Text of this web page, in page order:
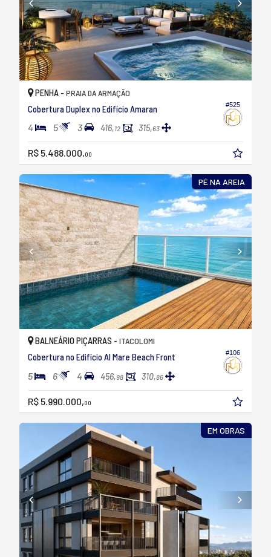
#525
PENHA - PRAIA DA ARMAÇÃO
Cobertura Duplex no Edifício Amaran
4 5 3 416,12 315,63
R$ 5.488.000,00
PÉ NA AREIA
#106
BALNEÁRIO PIÇARRAS - ITACOLOMI
Cobertura no Edifício Al Mare Beach Front
5 6 4 456,98 310,86
R$ 5.990.000,00
EM OBRAS